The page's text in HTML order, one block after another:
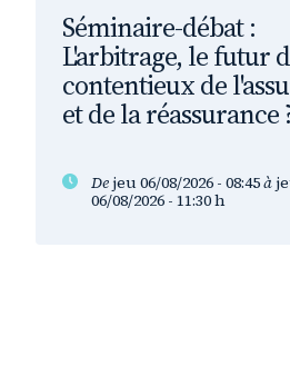
Séminaire-débat :
L'arbitrage, le futur
contentieux de
et de la réassurance
De jeu 06/08/2026 - 08:45à
06/08/2026 - 11:30h